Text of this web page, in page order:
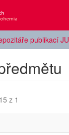
publikací JU
z 1